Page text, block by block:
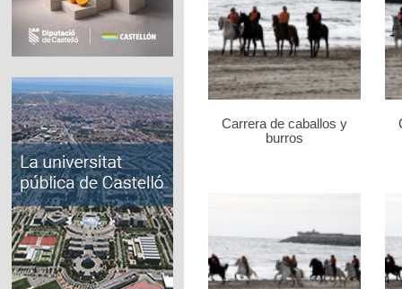
Carrera de caballos y
burros